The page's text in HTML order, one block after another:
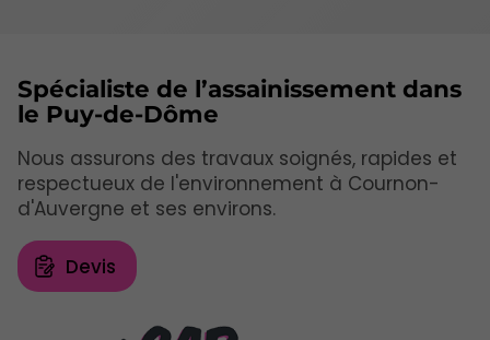
Spécialiste de l’assainissement dans
le Puy-de-Dôme
Nous assurons des travaux soignés, rapides et
respectueux de l'environnement à Cournon-
d'Auvergne et ses environs.
Devis